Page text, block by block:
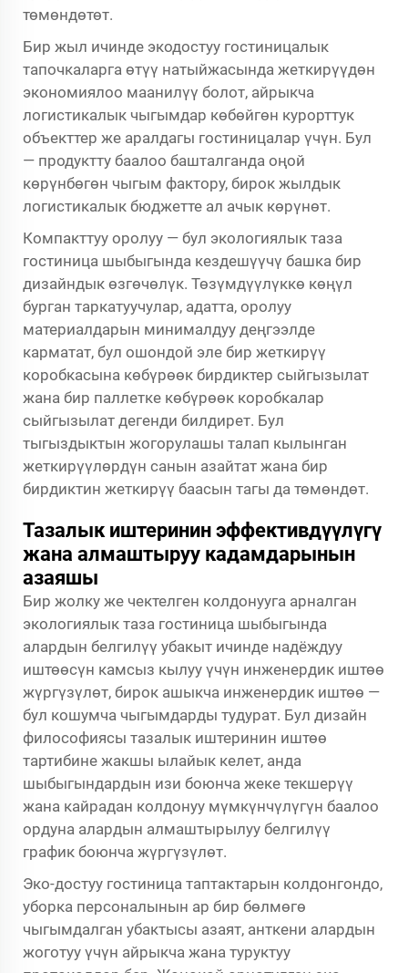
төмөндөтөт.
Бир жыл ичинде экодостуу гостиницалык
тапочкаларга өтүү натыйжасында жеткирүүдөн
экономиялоо маанилүү болот, айрыкча
логистикалык чыгымдар көбөйгөн курорттук
объекттер же аралдагы гостиницалар үчүн. Бул
— продуктту баалоо башталганда оңой
көрүнбөгөн чыгым фактору, бирок жылдык
логистикалык бюджетте ал ачык көрүнөт.
Компакттуу оролуу — бул экологиялык таза
гостиница шыбыгында кездешүүчү башка бир
дизайндык өзгөчөлүк. Төзүмдүүлүккө көңүл
бурган таркатуучулар, адатта, оролуу
материалдарын минималдуу деңгээлде
карматат, бул ошондой эле бир жеткирүү
коробкасына көбүрөөк бирдиктер сыйгызылат
жана бир паллетке көбүрөөк коробкалар
сыйгызылат дегенди билдирет. Бул
тыгыздыктын жогорулашы талап кылынган
жеткирүүлөрдүн санын азайтат жана бир
бирдиктин жеткирүү баасын тагы да төмөндөт.
Тазалык иштеринин эффективдүүлүгү
жана алмаштыруу кадамдарынын
азаяшы
Бир жолку же чектелген колдонууга арналган
экологиялык таза гостиница шыбыгында
алардын белгилүү убакыт ичинде надёждуу
иштөөсүн камсыз кылуу үчүн инженердик иштөө
жүргүзүлөт, бирок ашыкча инженердик иштөө —
бул кошумча чыгымдарды тудурат. Бул дизайн
философиясы тазалык иштеринин иштөө
тартибине жакшы ылайык келет, анда
шыбыгындардын изи боюнча жеке текшерүү
жана кайрадан колдонуу мүмкүнчүлүгүн баалоо
ордуна алардын алмаштырылуу белгилүү
график боюнча жүргүзүлөт.
Эко-достуу гостиница таптактарын колдонгондо,
уборка персоналынын ар бир бөлмөгө
чыгымдалган убактысы азаят, анткени алардын
жоготуу үчүн айрыкча жана туруктуу